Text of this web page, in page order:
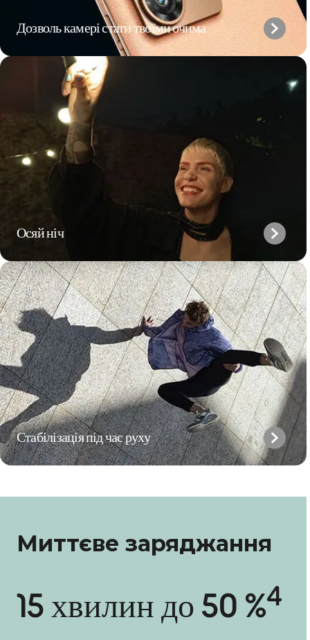
Дозволь камері стати твоїми очима
Осяй ніч
Стабілізація під час руху
Миттєве заряджання
15 хвилин до 50 %4